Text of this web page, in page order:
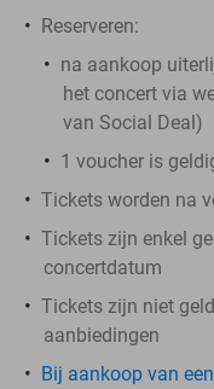
Reserveren:
na aankoop
het concert via
van Social Deal)
1 voucher is
Tickets worden na
Tickets zijn enkel
concertdatum
Tickets zijn niet
aanbiedingen
Bij aankoop van